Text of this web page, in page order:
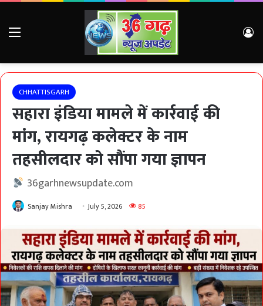
Menu
CHHATTISGARH
सहारा इंडिया मामले में कार्रवाई की
मांग, रायगढ़ कलेक्टर के नाम
तहसीलदार को सौंपा गया ज्ञापन
36garhnewsupdate.com
Sanjay Mishra July 5, 2026 85